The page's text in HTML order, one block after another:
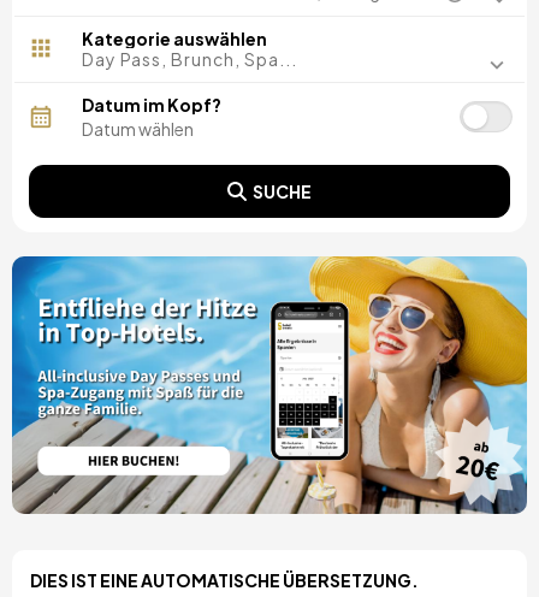
Malaga, Spanien
Costa del Sol, Spanien
Tarragona, Spanien
Teneriffa, Spanien
Alicante, Spanien
Sevilla, Spanien
Pontevedra, Spanien
Lissabon, Portugal
Menorca, Spanien
Girona, Spanien
Gran Canaria, Spanien
Rom, Italien
Valencia, Spanien
Granada, Spanien
Oporto, Portugal
Punta Cana, Dominikanische Republik
Caceres, Spanien
Asturien, Spanien
Bilbao, Spanien
Kategorie auswählen
Day Pass, Brunch, Spa...
Datum im Kopf?
SUCHE
DIES IST EINE AUTOMATISCHE ÜBERSETZUNG.